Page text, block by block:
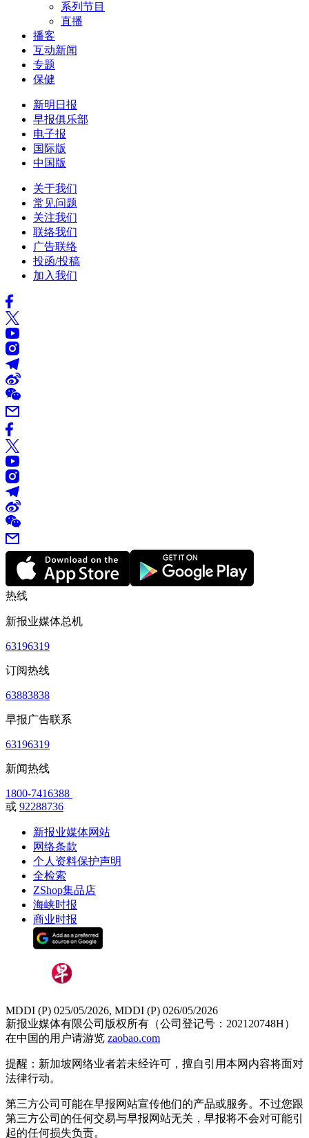
系列节目
直播
播客
互动新闻
专题
保健
新明日报
早报俱乐部
电子报
国际版
中国版
关于我们
常见问题
关注我们
联络我们
广告联络
投函/投稿
加入我们
热线
新报业媒体总机
63196319
订阅热线
63883838
早报广告联系
63196319
新闻热线
1800-7416388
或 92288736
新报业媒体网站
网络条款
个人资料保护声明
全检索
ZShop集品店
海峡时报
商业时报
MDDI (P) 025/05/2026, MDDI (P) 026/05/2026
新报业媒体有限公司版权所有（公司登记号：202120748H）
在中国的用户请游览 zaobao.com
提醒：新加坡网络业者若未经许可，擅自引用本网内容将面对
法律行动。
第三方公司可能在早报网站宣传他们的产品或服务。不过您跟
第三方公司的任何交易与早报网站无关，早报将不会对可能引
起的任何损失负责。